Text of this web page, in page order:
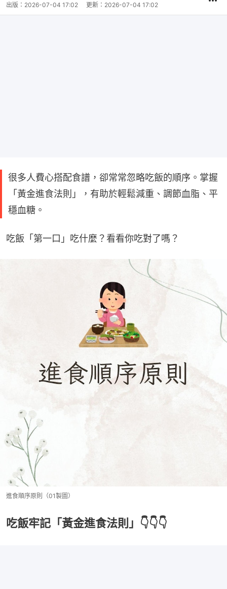
出版： 2026-07-04 17:02 更新： 2026-07-04 17:02
很多人費心搭配食譜，卻常常忽略吃飯的順序。掌握
「黃金進食法則」，有助於輕鬆減重、調節血脂、平
穩血糖。
吃飯「第一口」吃什麼？看看你吃對了嗎？
進食順序原則（01製圖）
吃飯牢記「黃金進食法則」👇👇👇